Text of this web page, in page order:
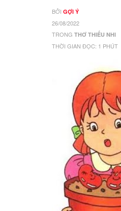
BỞI GỢI Ý
26/08/2022
TRONG THƠ THIẾU NHI
THỜI GIAN ĐỌC: 1 PHÚT